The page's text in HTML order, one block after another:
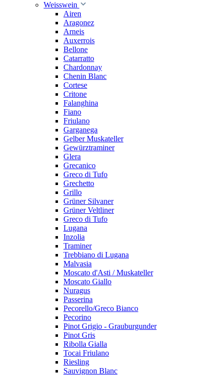
Weisswein
Airen
Aragonez
Arneis
Auxerrois
Bellone
Catarratto
Chardonnay
Chenin Blanc
Cortese
Critone
Falanghina
Fiano
Friulano
Garganega
Gelber Muskateller
Gewürztraminer
Glera
Grecanico
Greco di Tufo
Grechetto
Grillo
Grüner Silvaner
Grüner Veltliner
Greco di Tufo
Lugana
Inzolia
Traminer
Trebbiano di Lugana
Malvasia
Moscato d'Asti / Muskateller
Moscato Giallo
Nuragus
Passerina
Pecorello/Greco Bianco
Pecorino
Pinot Grigio - Grauburgunder
Pinot Gris
Ribolla Gialla
Tocai Friulano
Riesling
Sauvignon Blanc